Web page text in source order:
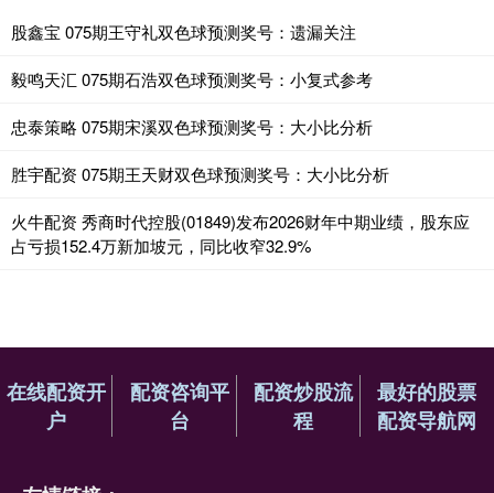
股鑫宝 075期王守礼双色球预测奖号：遗漏关注
毅鸣天汇 075期石浩双色球预测奖号：小复式参考
忠泰策略 075期宋溪双色球预测奖号：大小比分析
胜宇配资 075期王天财双色球预测奖号：大小比分析
火牛配资 秀商时代控股(01849)发布2026财年中期业绩，股东应
占亏损152.4万新加坡元，同比收窄32.9%
在线配资开
户
配资咨询平
台
配资炒股流
程
最好的股票
配资导航网